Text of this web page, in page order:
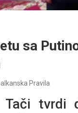
sa
Pravila
tvrdi